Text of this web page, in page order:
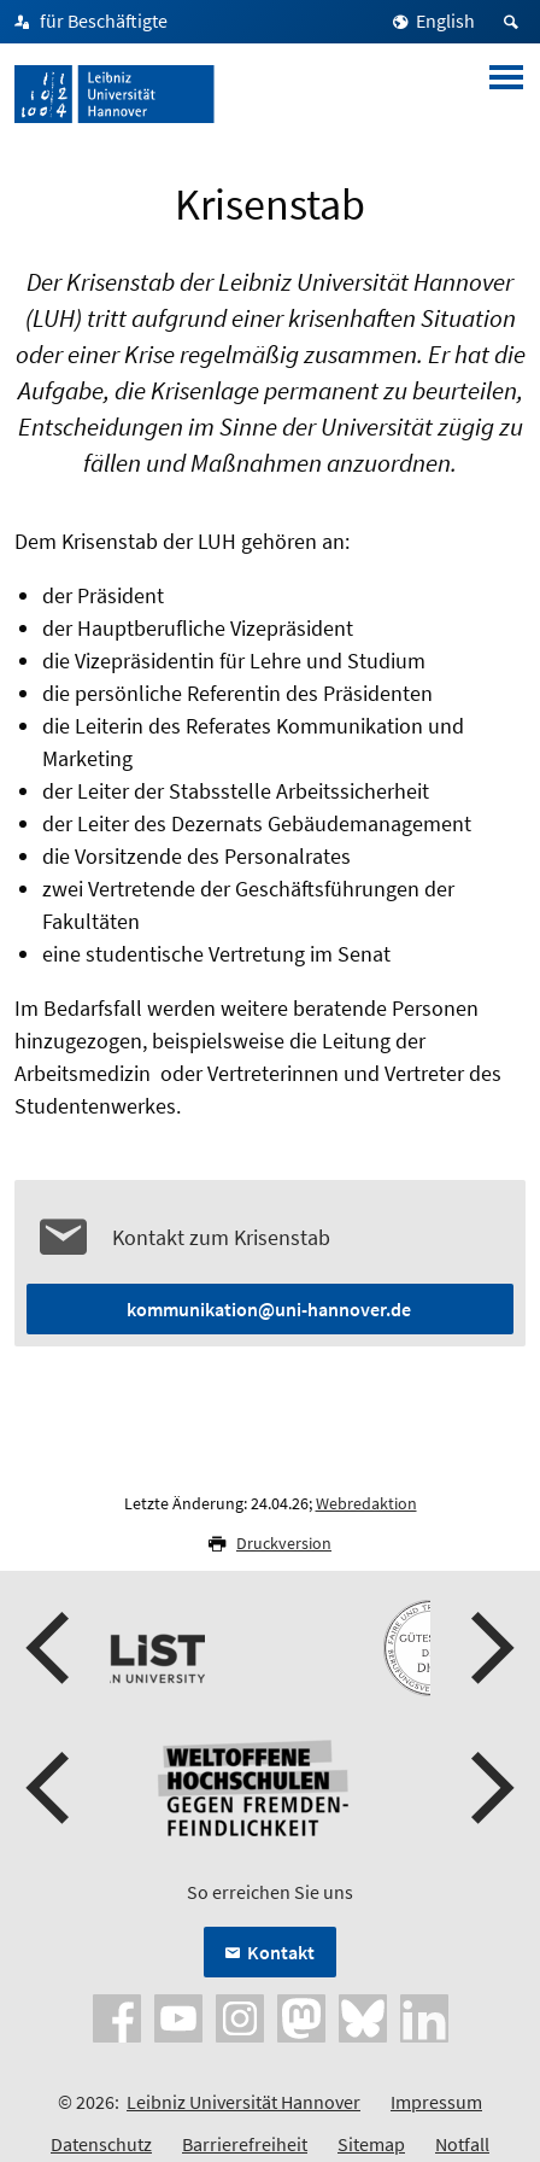
für Beschäftigte English
Krisenstab
Der Krisenstab der Leibniz Universität Hannover
(LUH) tritt aufgrund einer krisenhaften Situation
oder einer Krise regelmäßig zusammen. Er hat die
Aufgabe, die Krisenlage permanent zu beurteilen,
Entscheidungen im Sinne der Universität zügig zu
fällen und Maßnahmen anzuordnen.
Dem Krisenstab der LUH gehören an:
der Präsident
der Hauptberufliche Vizepräsident
die Vizepräsidentin für Lehre und Studium
die persönliche Referentin des Präsidenten
die Leiterin des Referates Kommunikation und
Marketing
der Leiter der Stabsstelle Arbeitssicherheit
der Leiter des Dezernats Gebäudemanagement
die Vorsitzende des Personalrates
zwei Vertretende der Geschäftsführungen der
Fakultäten
eine studentische Vertretung im Senat
Im Bedarfsfall werden weitere beratende Personen
hinzugezogen, beispielsweise die Leitung der
Arbeitsmedizin oder Vertreterinnen und Vertreter des
Studentenwerkes.
Kontakt zum Krisenstab
kommunikation@uni-hannover.de
Letzte Änderung: 24.04.26;Webredaktion
Druckversion
So erreichen Sie uns
Kontakt
© 2026: Leibniz Universität Hannover
Impressum
Datenschutz
Barrierefreiheit Sitemap Notfall